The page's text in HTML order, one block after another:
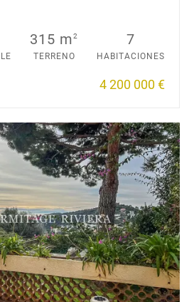
315 m2
TERRENO
7
HABITACIONES
4 200 000 €